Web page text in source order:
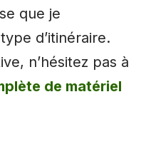
que je
d’itinéraire.
n’hésitez pas à
de matériel